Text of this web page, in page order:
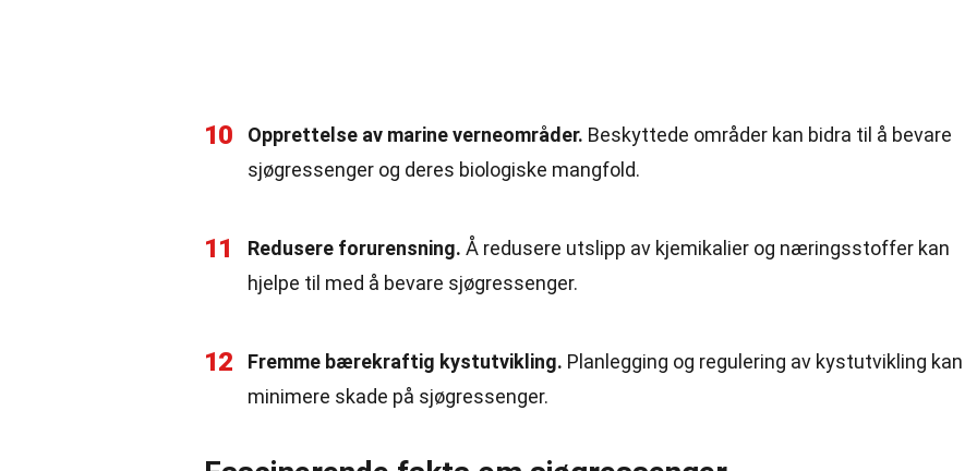
10 Opprettelse av marine verneområder. Beskyttede områder kan bidra til å bevare
sjøgressenger og deres biologiske mangfold.
11 Redusere forurensning. Å redusere utslipp av kjemikalier og næringsstoffer kan
hjelpe til med å bevare sjøgressenger.
12 Fremme bærekraftig kystutvikling. Planlegging og regulering av kystutvikling kan
minimere skade på sjøgressenger.